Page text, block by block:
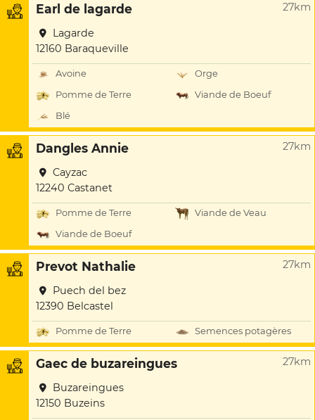
Earl de lagarde 27km
Lagarde
12160 Baraqueville
Avoine
Orge
Pomme de Terre
Viande de Boeuf
Blé
Dangles Annie 27km
Cayzac
12240 Castanet
Pomme de Terre
Viande de Veau
Viande de Boeuf
Prevot Nathalie 27km
Puech del bez
12390 Belcastel
Pomme de Terre Semences potagères
Gaec de buzareingues 27km
Buzareingues
12150 Buzeins